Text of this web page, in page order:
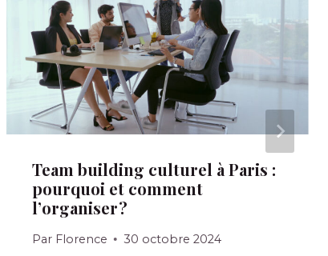
Team building culturel à Paris :
pourquoi et comment
l’organiser ?
Par Florence 30 octobre 2024